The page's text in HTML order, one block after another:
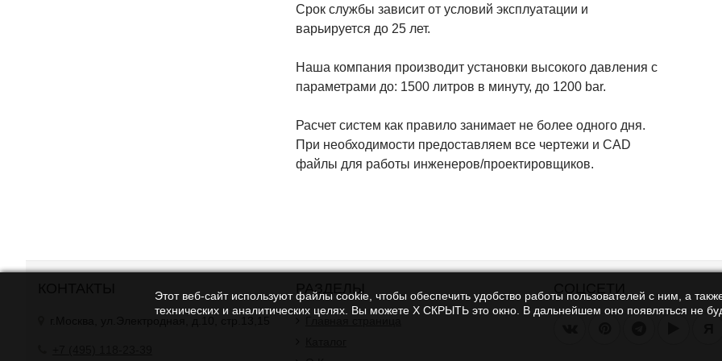
Срок службы зависит от условий эксплуатации и
варьируется до 25 лет.
Наша компания производит установки высокого давления с
параметрами до: 1500 литров в минуту, до 1200 bar.
Расчет систем как правило занимает не более одного дня.
При необходимости предоставляем все чертежи и CAD
файлы для работы инженеров/проектировщиков.
РАЗДЕЛЫ
Главная страница
Этот веб-сайт используют файлы cookie, чтобы обеспечить удобство работы пользователей с ним, а
технических и аналитических целях. Вы можете Х СКРЫТЬ это окно. В дальнейшем оно появляться не